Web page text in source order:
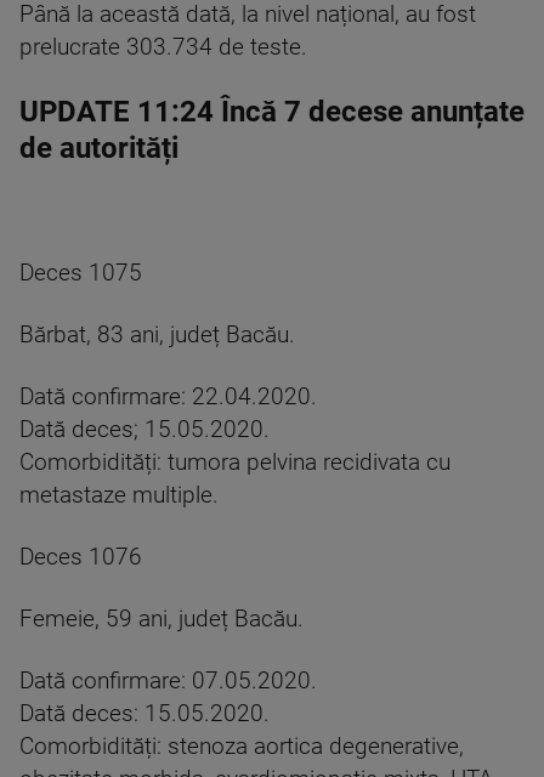
Până la această dată, la nivel național, au fost
prelucrate 303.734 de teste.
UPDATE 11:24 Încă 7 decese anunțate
de autorități
Deces 1075
Bărbat, 83 ani, județ Bacău.
Dată confirmare: 22.04.2020.
Dată deces; 15.05.2020.
Comorbidități: tumora pelvina recidivata cu
metastaze multiple.
Deces 1076
Femeie, 59 ani, județ Bacău.
Dată confirmare: 07.05.2020.
Dată deces: 15.05.2020.
Comorbidități: stenoza aortica degenerative,